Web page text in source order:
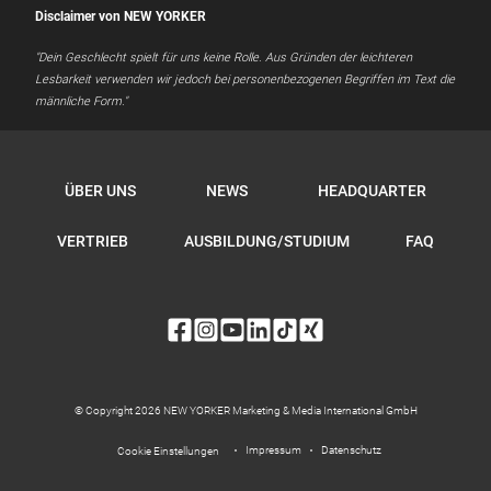
Disclaimer von NEW YORKER
"Dein Geschlecht spielt für uns keine Rolle. Aus Gründen der leichteren
Lesbarkeit verwenden wir jedoch bei personenbezogenen Begriffen im Text die
männliche Form."
ÜBER UNS NEWS HEADQUARTER
VERTRIEB AUSBILDUNG/STUDIUM FAQ
© Copyright 2026 NEW YORKER Marketing & Media International GmbH
Cookie Einstellungen Impressum Datenschutz